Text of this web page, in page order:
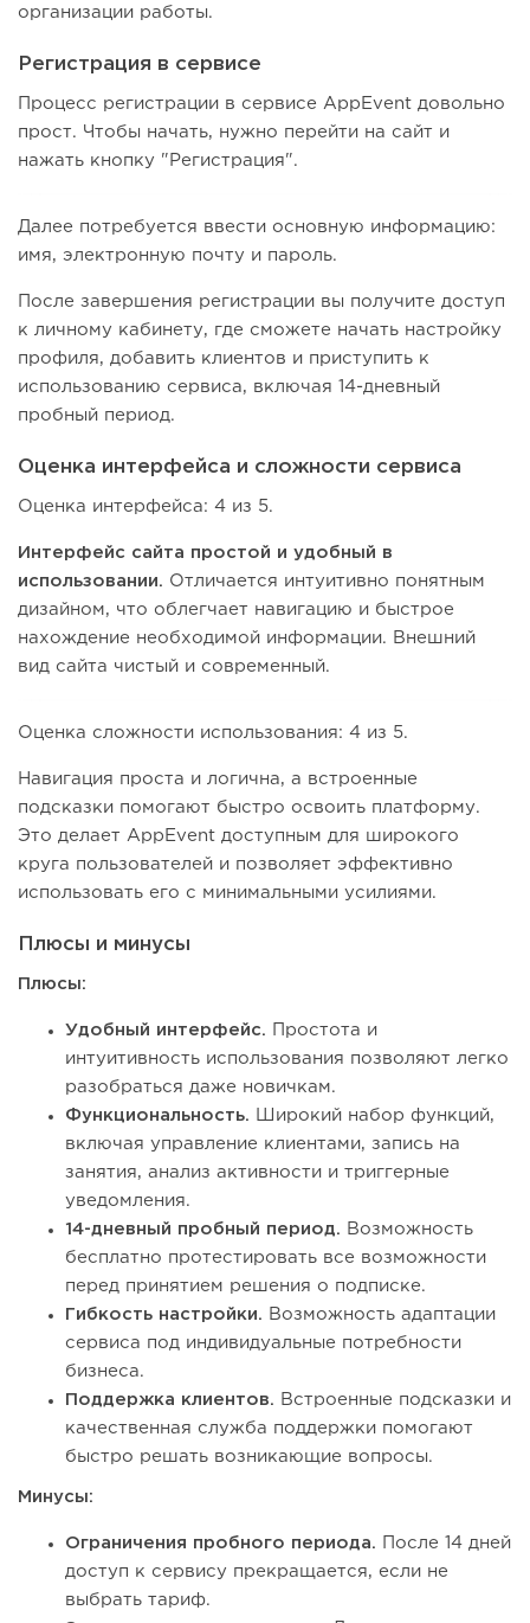
организации работы.
Регистрация в сервисе
Процесс регистрации в сервисе AppEvent довольно
прост. Чтобы начать, нужно перейти на сайт и
нажать кнопку "Регистрация".
Далее потребуется ввести основную информацию:
имя, электронную почту и пароль.
После завершения регистрации вы получите доступ
к личному кабинету, где сможете начать настройку
профиля, добавить клиентов и приступить к
использованию сервиса, включая 14-дневный
пробный период.
Оценка интерфейса и сложности сервиса
Оценка интерфейса: 4 из 5.
Интерфейс сайта простой и удобный в
использовании. Отличается интуитивно понятным
дизайном, что облегчает навигацию и быстрое
нахождение необходимой информации. Внешний
вид сайта чистый и современный.
Оценка сложности использования: 4 из 5.
Навигация проста и логична, а встроенные
подсказки помогают быстро освоить платформу.
Это делает AppEvent доступным для широкого
круга пользователей и позволяет эффективно
использовать его с минимальными усилиями.
Плюсы и минусы
Плюсы:
Удобный интерфейс. Простота и
интуитивность использования позволяют легко
разобраться даже новичкам.
Функциональность. Широкий набор функций,
включая управление клиентами, запись на
занятия, анализ активности и триггерные
уведомления.
14-дневный пробный период.
Возможность
бесплатно протестировать все возможности
перед принятием решения о подписке.
Гибкость настройки.
Возможность адаптации
сервиса под индивидуальные потребности
бизнеса.
Поддержка клиентов.
Встроенные подсказки и
качественная служба поддержки помогают
быстро решать возникающие вопросы.
Минусы:
Ограничения пробного периода. После 14 дней
доступ к сервису прекращается, если не
выбрать тариф.